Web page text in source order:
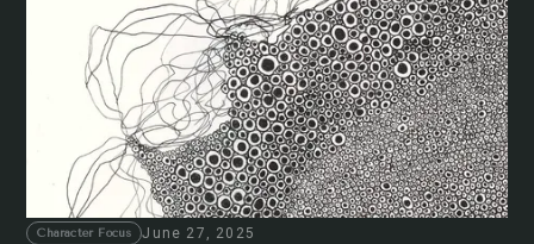
Character Focus June 27, 2025